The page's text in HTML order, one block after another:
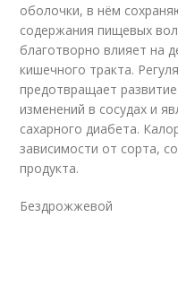
оболочки, в нём
содержания пищевых
благотворно влияет на
кишечного тракта.
предотвращает
изменений в сосудах и
сахарного диабета.
зависимости от сорта,
продукта.
Бездрожжевой